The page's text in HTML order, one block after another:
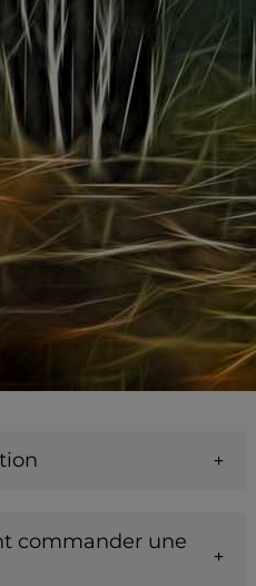
commander une